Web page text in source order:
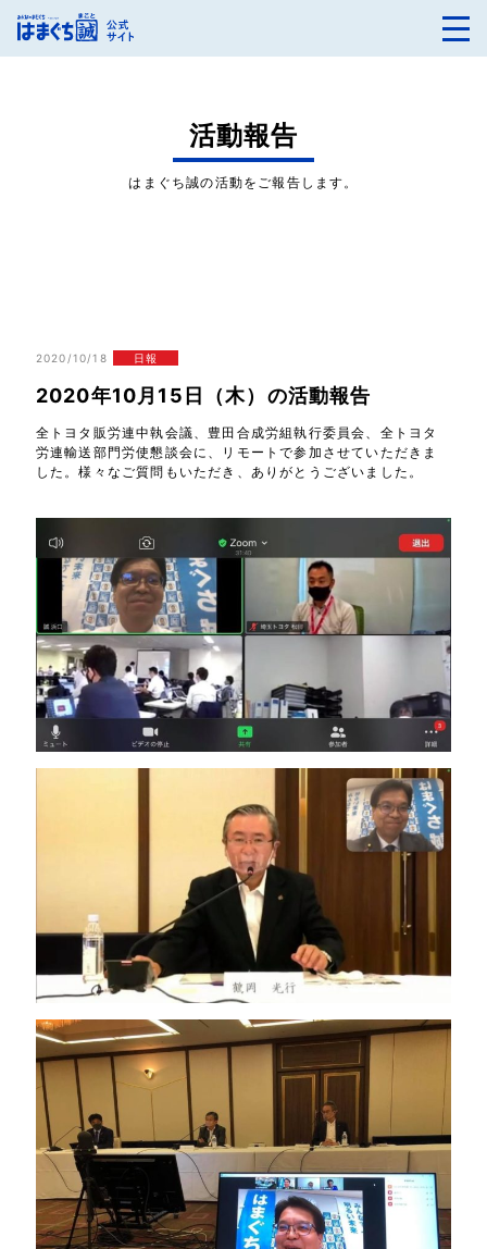
活動報告
はまぐち誠の活動をご報告します。
2020/10/18 日報
2020年10月15日（木）の活動報告
全トヨタ販労連中執会議、豊田合成労組執行委員会、全トヨタ
労連輸送部門労使懇談会に、リモートで参加させていただきま
した。様々なご質問もいただき、ありがとうございました。